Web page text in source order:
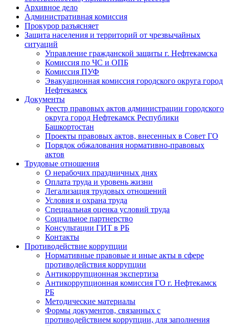
Архивное дело
Административная комиссия
Прокурор разъясняет
Защита населения и территорий от чрезвычайных
ситуаций
Управление гражданской защиты г. Нефтекамска
Комиссия по ЧС и ОПБ
Комиссия ПУФ
Эвакуационная комиссия городского округа город
Нефтекамск
Документы
Реестр правовых актов администрации городского
округа город Нефтекамск Республики
Башкортостан
Проекты правовых актов, внесенных в Совет ГО
Порядок обжалования нормативно-правовых
актов
Трудовые отношения
О нерабочих праздничных днях
Оплата труда и уровень жизни
Легализация трудовых отношений
Условия и охрана труда
Специальная оценка условий труда
Социальное партнерство
Консультации ГИТ в РБ
Контакты
Противодействие коррупции
Нормативные правовые и иные акты в сфере
противодействия коррупции
Антикоррупционная экспертиза
Антикоррупционная комиссия ГО г. Нефтекамск
РБ
Методические материалы
Формы документов, связанных с
противодействием коррупции, для заполнения